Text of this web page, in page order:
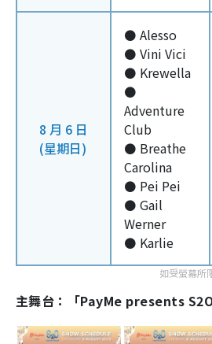
8 月 6 日
(星期日)
⚫ Alesso
⚫ Vini Vici
⚫ Krewella
⚫
Adventure
Club
⚫ Breathe
Carolina
⚫ Pei Pei
⚫ Gail
Werner
⚫ Karlie
主舞台：「PayMe presents